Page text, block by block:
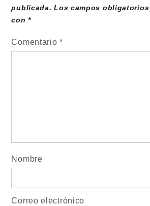
publicada. Los campos
con*
Comentario*
Nombre
Correo electrónico